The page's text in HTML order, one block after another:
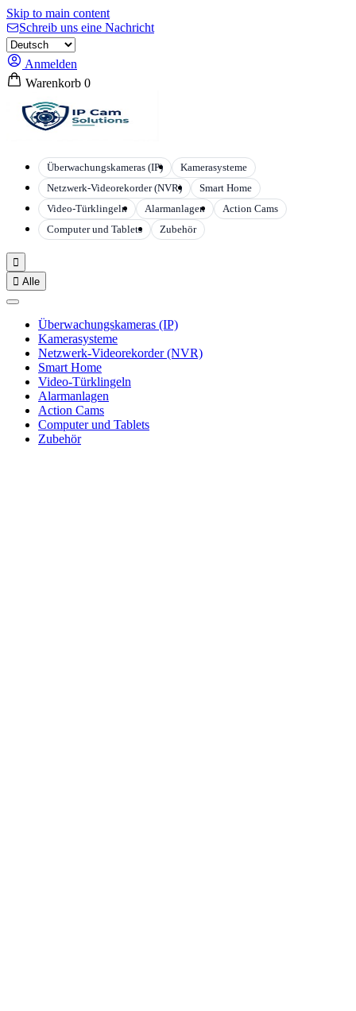
Skip to main content
Schreib uns eine Nachricht
Anmelden
Warenkorb 0
Überwachungskameras (IP)
Kamerasysteme
Netzwerk-Videorekorder (NVR)
Smart Home
Video-Türklingeln
Alarmanlagen
Action Cams
Computer und Tablets
Zubehör

 Alle
Überwachungskameras (IP)
Kamerasysteme
Netzwerk-Videorekorder (NVR)
Smart Home
Video-Türklingeln
Alarmanlagen
Action Cams
Computer und Tablets
Zubehör